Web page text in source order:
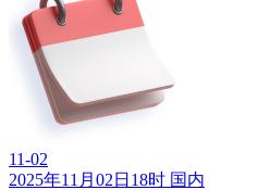
11-02
2025年11月02日18时 国内